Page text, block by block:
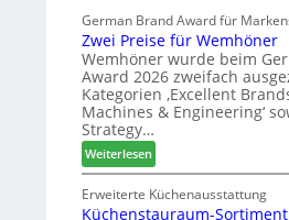
t
Z
u
k
u
f
t
s
t
F
ü
h
r
u
n
g
a
v
e
d
i
u
n
d
H
u
b
German Brand Award für
Zwei Preise für Wemhöner
Wemhöner wurde beim
Award 2026 zweifach
Kategorien ‚Excellent
Machines & Engineering‘
Strategy…
Weiterlesen:
Z
w
e
Erweiterte Küchenausstattung
Küchenstauraum-Sortiment